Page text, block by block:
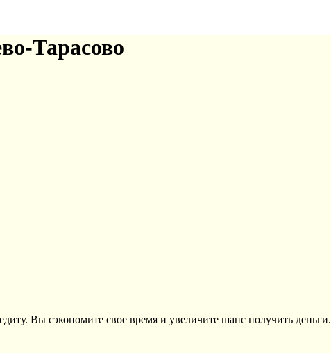
Тарасово
Вы сэкономите свое время и увеличите шанс получить деньги.